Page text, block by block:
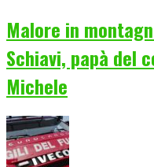
Malore in
Schiavi, papà del
Michele